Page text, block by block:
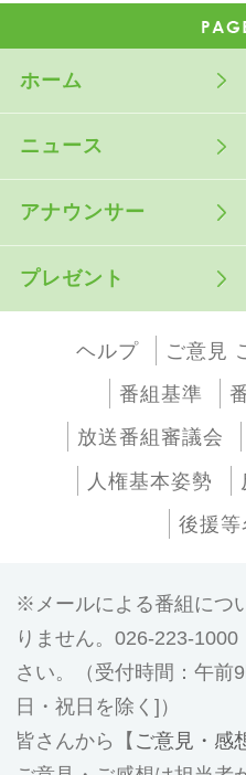
ホーム
ニュース
アナウンサー
プレゼント
ヘルプ ご意見
番組基準
放送番組審議会
人権基本姿勢
後援等
メールによる番組につ
りません。026-223-
さい。（受付時間：午前
日・祝日を除く]）
皆さんから【 ご意見・感